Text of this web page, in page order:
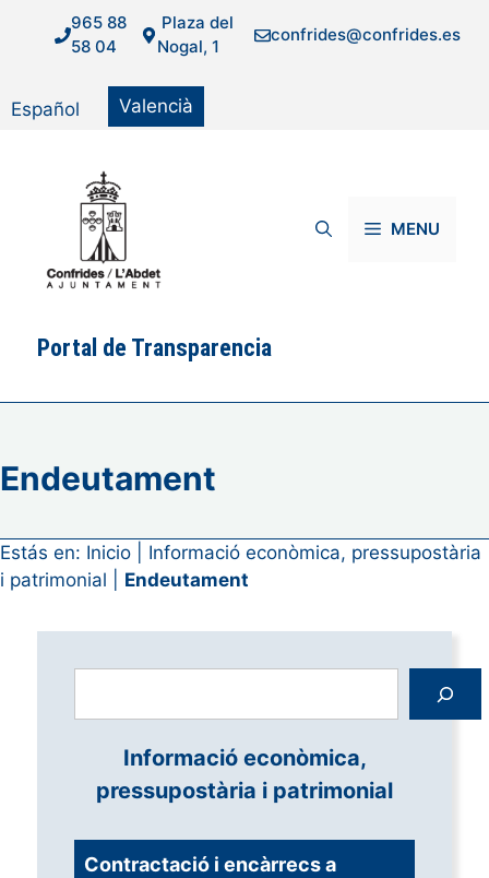
965 88
58 04
Plaza del
Nogal, 1
confrides@confrides.es
Español Valencià
MENU
Portal de Transparencia
Endeutament
Estás en: Inicio
Informació econòmica, pressupostària
i patrimonial
Endeutament
Informació econòmica,
pressupostària i patrimonial
Contractació i encàrrecs a